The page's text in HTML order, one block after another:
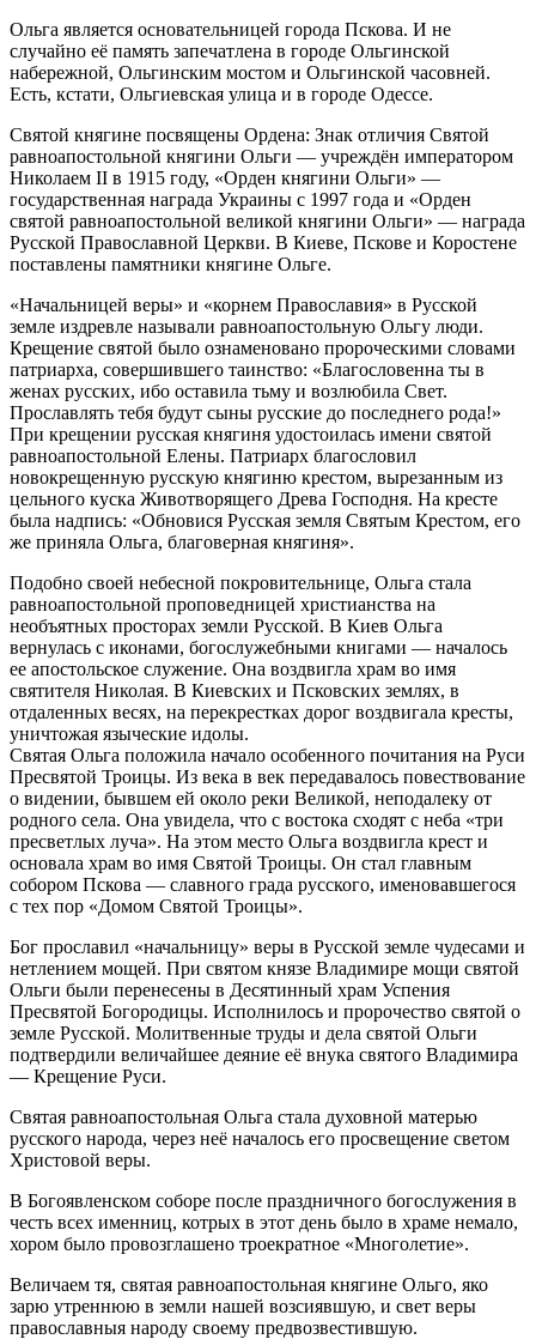
Ольга является основательницей города Пскова. И не
случайно её память запечатлена в городе Ольгинской
набережной, Ольгинским мостом и Ольгинской часовней.
Есть, кстати, Ольгиевская улица и в городе Одессе.
Святой княгине посвящены Ордена: Знак отличия Святой
равноапостольной княгини Ольги — учреждён императором
Николаем II в 1915 году, «Орден княгини Ольги» —
государственная награда Украины с 1997 года и «Орден
святой равноапостольной великой княгини Ольги» — награда
Русской Православной Церкви. В Киеве, Пскове и Коростене
поставлены памятники княгине Ольге.
«Начальницей веры» и «корнем Православия» в Русской
земле издревле называли равноапостольную Ольгу люди.
Крещение святой было ознаменовано пророческими словами
патриарха, совершившего таинство: «Благословенна ты в
женах русских, ибо оставила тьму и возлюбила Свет.
Прославлять тебя будут сыны русские до последнего рода!»
При крещении русская княгиня удостоилась имени святой
равноапостольной Елены. Патриарх благословил
новокрещенную русскую княгиню крестом, вырезанным из
цельного куска Животворящего Древа Господня. На кресте
была надпись: «Обновися Русская земля Святым Крестом, его
же приняла Ольга, благоверная княгиня».
Подобно своей небесной покровительнице, Ольга стала
равноапостольной проповедницей христианства на
необъятных просторах земли Русской. В Киев Ольга
вернулась с иконами, богослужебными книгами — началось
ее апостольское служение. Она воздвигла храм во имя
святителя Николая. В Киевских и Псковских землях, в
отдаленных весях, на перекрестках дорог воздвигала кресты,
уничтожая языческие идолы.
Святая Ольга положила начало особенного почитания на Руси
Пресвятой Троицы. Из века в век передавалось повествование
о видении, бывшем ей около реки Великой, неподалеку от
родного села. Она увидела, что с востока сходят с неба «три
пресветлых луча». На этом место Ольга воздвигла крест и
основала храм во имя Святой Троицы. Он стал главным
собором Пскова — славного града русского, именовавшегося
с тех пор «Домом Святой Троицы».
Бог прославил «начальницу» веры в Русской земле чудесами и
нетлением мощей. При святом князе Владимире мощи святой
Ольги были перенесены в Десятинный храм Успения
Пресвятой Богородицы. Исполнилось и пророчество святой о
земле Русской. Молитвенные труды и дела святой Ольги
подтвердили величайшее деяние её внука святого Владимира
— Крещение Руси.
Святая равноапостольная Ольга стала духовной матерью
русского народа, через неё началось его просвещение светом
Христовой веры.
В Богоявленском соборе после праздничного богослужения в
честь всех именниц, котрых в этот день было в храме немало,
хором было провозглашено троекратное «Многолетие».
Величаем тя, святая равноапостольная княгине Ольго, яко
зарю утреннюю в земли нашей возсиявшую, и свет веры
православныя народу своему предвозвестившую.